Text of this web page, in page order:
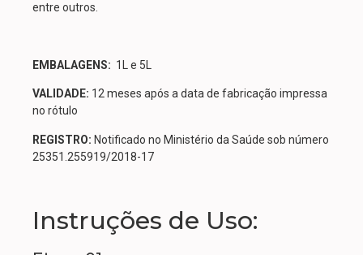
entre outros.
EMBALAGENS: 1L e 5L
VALIDADE: 12 meses após a data de fabricação impressa
no rótulo
REGISTRO: Notificado no Ministério da Saúde sob número
25351.255919/2018-17
Instruções de Uso: